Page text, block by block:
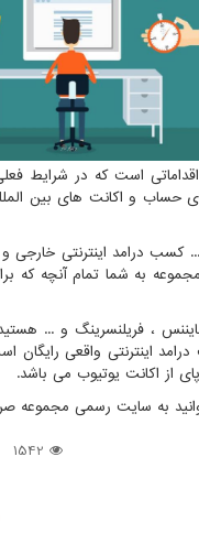
است که در شرایط
حساب و اکانت های بین
کسب درامد اینترنتی
به شما تمام آنچه که
، فریلنسرینگ و ...
اینترنتی واقعی رایگان
از اکانت یوتیوب می باشد.
به سایت رسمی مجموعه
1542